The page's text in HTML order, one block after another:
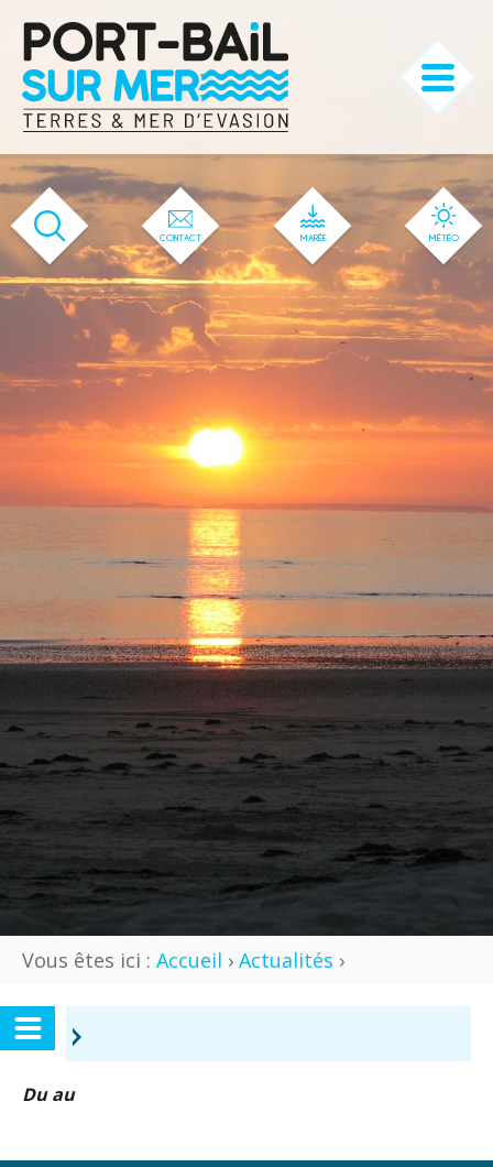
CONTACT MARÉE MÉTÉO
Vous êtes ici : Accueil › Actualités ›
›
Du au